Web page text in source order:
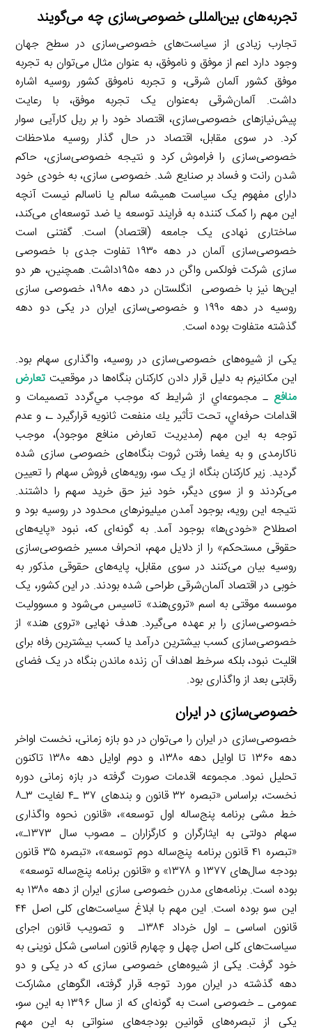
تجربه‌های بین‌المللی خصوصی‌سازی چه می‌گویند
تجارب زیادی از سیاست‌های خصوصی‌سازی در سطح جهان
وجود دارد اعم از موفق و ناموفق، به عنوان مثال می‌توان به تجربه
موفق کشور آلمان شرقی، و تجربه ناموفق کشور روسیه اشاره
داشت. آلمان‌شرقی به‌عنوان یک تجربه موفق، با رعایت
پیش‌نیازهای خصوصی‌سازی، اقتصاد خود را بر ریل کارآیی سوار
کرد. در سوی مقابل، اقتصاد در حال گذار روسیه ملاحظات
خصوصی‌سازی را فراموش کرد و نتیجه خصوصی‌سازی، حاکم
شدن رانت و فساد بر صنایع شد. خصوصی سازی، به خودی خود
دارای مفهوم یک سیاست همیشه سالم یا ناسالم نیست آنچه
این مهم را کمک کننده به فرایند توسعه یا ضد توسعه‌ای می‌کند،
ساختاری نهادی یک جامعه (اقتصاد) است. گفتنی است
خصوصی‌سازی آلمان در دهه ۱۹۳۰ تفاوت جدی با خصوصی
سازی شرکت فولکس واگن در دهه ۱۹۵۰داشت. همچنین، هر دو
این‌ها نیز با خصوصی انگلستان در دهه ۱۹۸۰، خصوصی سازی
روسیه در دهه ۱۹۹۰ و خصوصی‌سازی ایران در یکی دو دهه
گذشته متفاوت بوده است.
یکی از شیوه‌های خصوصی‌سازی در روسیه، واگذاری سهام بود.
این مکانیزم به دلیل قرار دادن کارکنان بنگاه‌ها در موقعیت تعارض
منافع ـ مجموعه‌اي از شرايط كه موجب مي‌گردد ‌تصميمات و
اقدامات حرفه‌اي، تحت تأثير يك منفعت ثانويه قرارگیرد ـ، و عدم
توجه به این مهم (مدیریت تعارض منافع موجود)، موجب
ناکارمدی و به یغما رفتن ثروت بنگاه‌های خصوصی سازی شده
گردید. زیر کارکنان بنگاه از یک سو، رویه‌های فروش سهام را تعیین
می‌کردند و از سوی دیگر، خود نیز حق خرید سهم را داشتند.
نتیجه این رویه‌، بوجود آمدن میلیونرهای محدود در روسیه بود و
اصطلاح «خودی‌ها» بوجود آمد. به گونه‌ای که، نبود «پایه‌های
حقوقی مستحکم» را از دلایل مهم، انحراف مسیر خصوصی‌سازی
روسیه بیان می‌کنند در سوی مقابل، پایه‌های حقوقی مذکور به
خوبی در اقتصاد آلمان‌شرقی طراحی شده بودند. در این کشور، یک
موسسه موقتی به اسم «تروی‌هند» تاسیس می‌شود و مسوولیت
خصوصی‌سازی را بر عهده می‌گیرد. هدف نهایی «تروی هند» از
خصوصی‌سازی کسب بیشترین درآمد یا کسب بیشترین رفاه برای
اقلیت نبود، بلکه سرخط اهداف آن زنده ماندن بنگاه در یک فضای
رقابتی بعد از واگذاری بود.
خصوصی‌سازی در ایران
خصوصی‌سازی در ایران را می‌توان در دو بازه زمانی، نخست اواخر
دهه ۱۳۶۰ تا اوایل دهه ۱۳۸۰، و دوم اوایل دهه ۱۳۸۰ تاکنون
تحلیل نمود. مجموعه اقدمات صورت گرفته در بازه زمانی دوره
نخست، براساس «تبصره ۳۲ قانون و بندهای ۳۷ ـ۴ لغایت ۳ـ۸
خط مشی برنامه پنج‌ساله اول توسعه»، «قانون نحوه واگذاری
سهام دولتی به ایثارگران و کارگزاران ـ مصوب سال ۱۳۷۳ـ»،
«تبصره ۴۱ قانون برنامه پنج‌ساله دوم توسعه»، «تبصره ۳۵ قانون
بودجه سال‌های ۱۳۷۷ و ۱۳۷۸» و «قانون برنامه پنج‌ساله توسعه»
بوده است. برنامه‌های مدرن خصوصی سازی ایران از دهه ۱۳۸۰ به
این سو بوده است. این مهم با ابلاغ سیاست‌های کلی اصل ۴۴
قانون اساسی ـ اول خرداد ۱۳۸۴ـ و تصویب قانون اجرای
سیاست‌های کلی اصل چهل و چهارم قانون اساسی شکل نوینی به
خود گرفت. یکی از شیوه‌های خصوصی سازی که در یکی و دو
دهه گذشته در ایران مورد توجه قرار گرفته، الگوهای مشارکت
عمومی ـ خصوصی است به گونه‌ای که از سال ۱۳۹۶ به این سو،
یکی از تبصره‌های قوانین بودجه‌های سنواتی به این مهم